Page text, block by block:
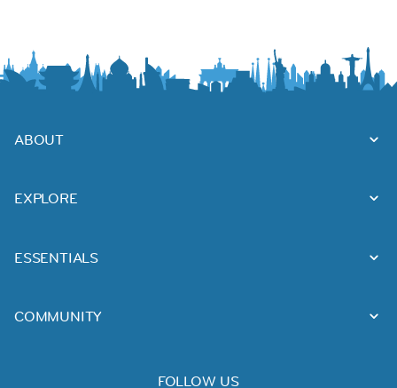
ABOUT
EXPLORE
ESSENTIALS
COMMUNITY
FOLLOW US